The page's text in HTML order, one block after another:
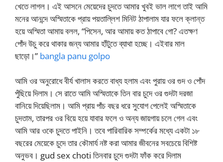
খেতে লাগল। এই আসনে মেয়েদের চুদতে আমার খুবই ভাল লাগে তাই আমি
মনের আনন্দে অস্মিতাকে প্রায় পয়তাল্লিশ মিনিট ঠাপালাম যার ফলে ক্লান্ত
হয়ে অস্মিতা আমায় বলল, “পিসেন, আর আমায় কত ঠাপাবে গো? এতক্ষণ
পোঁদ উচু করে থাকার জন্য আমার হাঁটুতে ব্যাথা হচ্ছে। এইবার মাল
ছাড়ো।” bangla panu golpo
আমি ওর অনুরোধে বীর্য খালাস করতে বাধ্য হলাম এবং পুরায় ওর গুদ ও পোঁদ
পুঁছিয়ে দিলাম। সে রাতে আমি অস্মিতাকে তিন বার চুদে ওর গুদটা দরজা
বানিয়ে দিয়েছিলাম। আমি প্রায় পাঁচ বছর ধরে সুযোগ পেলেই অস্মিতাকে
চুদতাম, তারপর ওর বিয়ে হয়ে যাবার ফলে ও অন্য জায়গায় চলে গেল এবং
আমি আর ওকে চুদতে পাইনি। তবে পারিবারিক সম্পর্কের মধ্যে একটা ১৮
বছরের মেয়েকে চুদে তার কৌমার্য নষ্ট করা আমার জীবনের সবচেয়ে বিশিষ্ট
অনুভব। gud sex choti তিনবার চুদে গুদটা ফাঁক করে দিলাম